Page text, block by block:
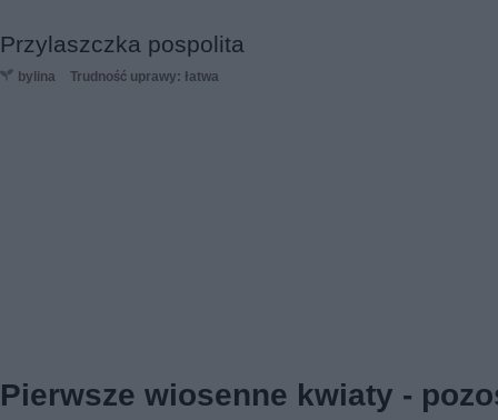
Przylaszczka pospolita
bylina Trudność uprawy: łatwa
Pierwsze wiosenne kwiaty -